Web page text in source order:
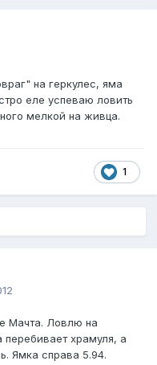
на геркулес, яма
еле успеваю ловить
мелкой на живца.
1
Мачта. Ловлю на
перебивает храмуля, а
Ямка справа 5.94.